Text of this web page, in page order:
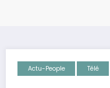
Actu-People Télé